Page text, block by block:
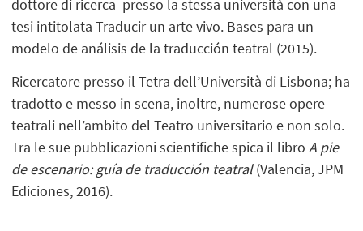
dottore di ricerca presso la stessa università con una
tesi intitolata Traducir un arte vivo. Bases para un
modelo de análisis de la traducción teatral (2015).
Ricercatore presso il Tetra dell’Università di Lisbona; ha
tradotto e messo in scena, inoltre, numerose opere
teatrali nell’ambito del Teatro universitario e non solo.
Tra le sue pubblicazioni scientifiche spica il libroA pie
de escenario: guía de traducción teatral(Valencia, JPM
Ediciones, 2016).